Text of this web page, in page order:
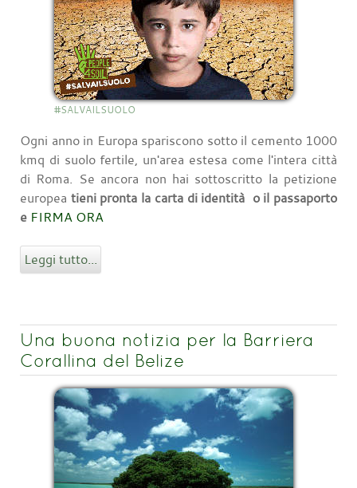
#SALVAILSUOLO
Ogni anno in Europa spariscono sotto il cemento 1000
kmq di suolo fertile, un'area estesa come l'intera città
di Roma. Se ancora non hai sottoscritto la petizione
europea tieni pronta la carta di identità o il passaporto
e FIRMA ORA
Leggi tutto...
Una buona notizia per la Barriera
Corallina del Belize